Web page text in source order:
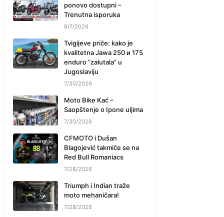
ponovo dostupni –
Trenutna isporuka
8/7/2026
Tvigijeve priče: kako je
kvalitetna Jawa 250 и 175
enduro “zalutala” u
Jugoslaviju
7/30/2026
Moto Bike Kać –
Saopštenje o Ipone uljima
7/30/2026
CFMOTO i Dušan
Blagojević takmiče se na
Red Bull Romaniacs
7/28/2026
Triumph i Indian traže
moto mehaničara!
7/28/2026